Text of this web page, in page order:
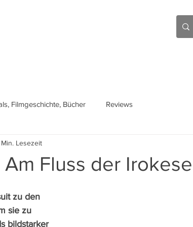
Filmgeschichte, Bücher Reviews
Fluss der
Lesezeit
zu den
sie zu
bildstarker